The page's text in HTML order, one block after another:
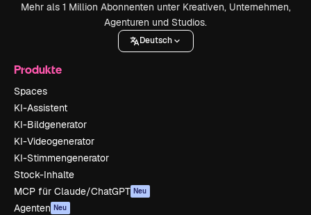
Mehr als 1 Million Abonnenten unter Kreativen, Unternehmen,
Agenturen und Studios.
Deutsch
Produkte
Spaces
KI-Assistent
KI-Bildgenerator
KI-Videogenerator
KI-Stimmengenerator
Stock-Inhalte
MCP für Claude/ChatGPT Neu
Agenten Neu